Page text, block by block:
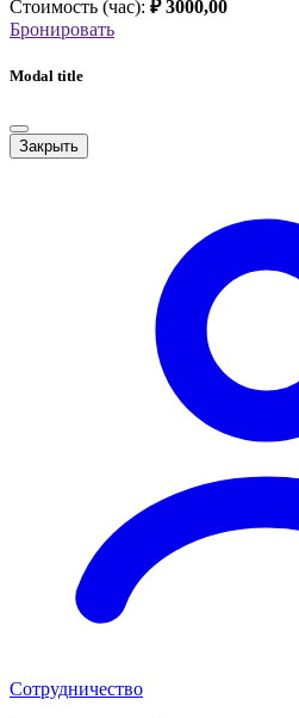
Стоимость (час): ₽ 3000,00
Бронировать
Modal title
Закрыть
Сотрудничество